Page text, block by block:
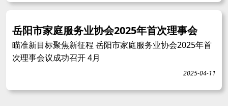
岳阳市家庭服务业协会2025年首次理事会
瞄准新目标聚焦新征程 岳阳市家庭服务业协会2025年首
次理事会议成功召开 4月
2025-04-11